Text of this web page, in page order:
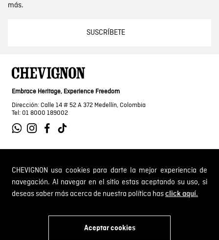
CHEVIGNON usa cookies para darte la mejor experiencia de
navegación. Al navegar en el sitio estas aceptando su uso, si
deseas saber más acerca de nuestra política hasclick aquí.
Aceptar cookies
más.
SUSCRÍBETE
Embrace Heritage, Experience Freedom
Dirección: Calle 14 # 52 A 372 Medellín, Colombia
Tel: 01 8000 189002
SOBRE NOSOTROS
Encuentra tu tienda
Mapa del sitio